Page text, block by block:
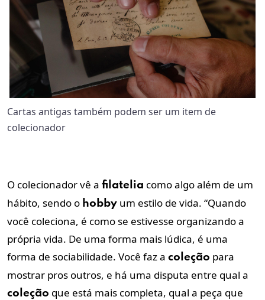
Cartas antigas também podem ser um item de
colecionador
O colecionador vê a filatelia como algo além de um
hábito, sendo o hobby um estilo de vida. “Quando
você coleciona, é como se estivesse organizando a
própria vida. De uma forma mais lúdica, é uma
forma de sociabilidade. Você faz a coleção para
mostrar pros outros, e há uma disputa entre qual a
coleção que está mais completa, qual a peça que